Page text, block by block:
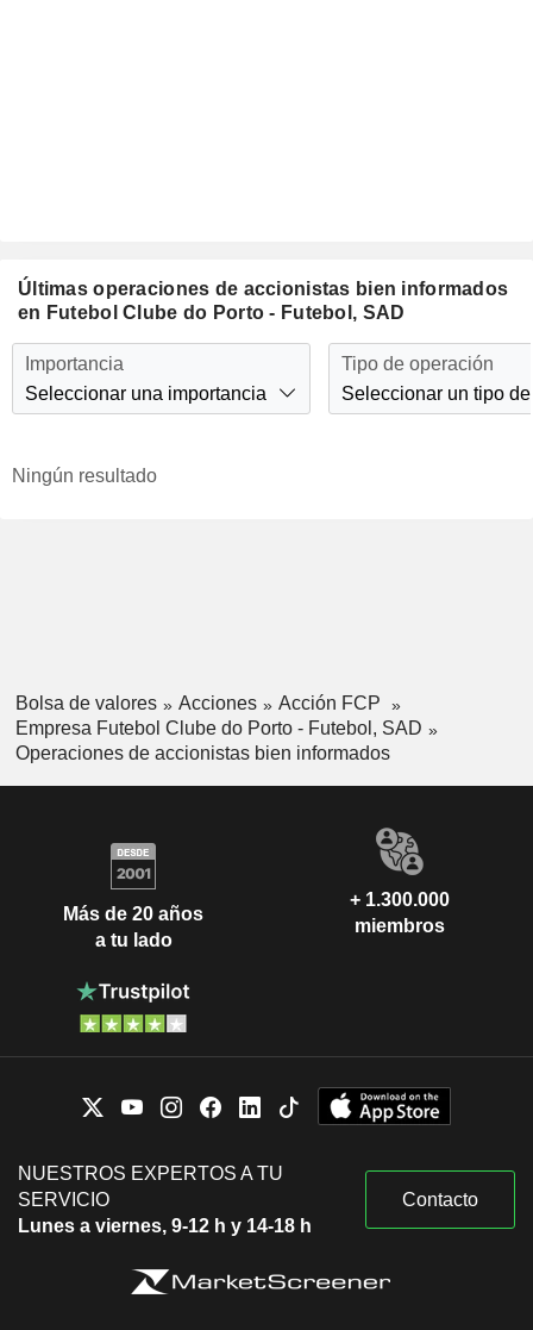
Últimas operaciones de accionistas bien informados
en Futebol Clube do Porto - Futebol, SAD
Importancia
Seleccionar una importancia
Tipo de operación
Seleccionar un tipo
Ningún resultado
Bolsa de valores Acciones
Acción FCP
Empresa Futebol Clube do Porto - Futebol, SAD
Operaciones de accionistas bien informados
Más de 20 años
a tu lado
+ 1.300.000
miembros
NUESTROS EXPERTOS A TU
SERVICIO
Lunes a viernes, 9-12 h y 14-18 h
Contacto